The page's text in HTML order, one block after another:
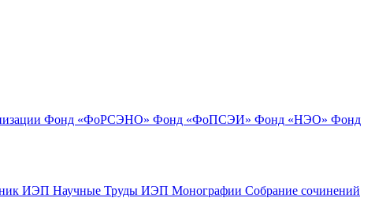
Фонд «ФоРСЭНО» Фонд «ФоПСЭИ» Фонд «НЭО» Фонд
ИЭП Научные Труды ИЭП Монографии Собрание сочинений